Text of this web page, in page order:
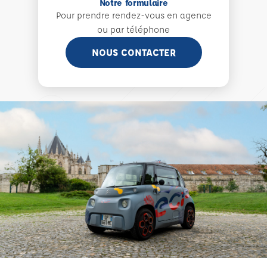
Notre formulaire
Pour prendre rendez-vous en agence
ou par téléphone
NOUS CONTACTER